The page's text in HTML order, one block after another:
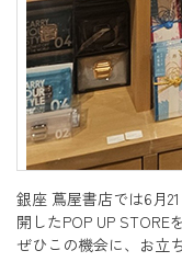
銀座 蔦屋書店では6月
開したPOP UP STORE
ぜひこの機会に、お立